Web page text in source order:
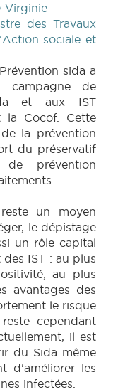
Virginie
des Travaux
sociale et
sida a
campagne de
et aux IST
la Cocof. Cette
la prévention
du préservatif
de prévention
un moyen
le dépistage
un rôle capital
IST : au plus
au plus
avantages des
le risque
cependant
il est
du Sida même
d'améliorer les
infectées.